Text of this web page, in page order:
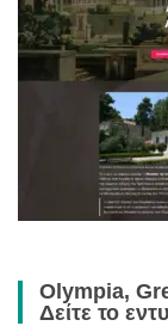
Olympia,
Δείτε το